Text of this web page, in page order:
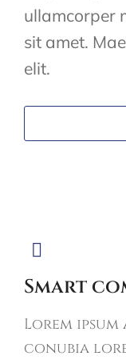
ullamcorper
sit amet.
elit.
Smart
Lorem
conubia